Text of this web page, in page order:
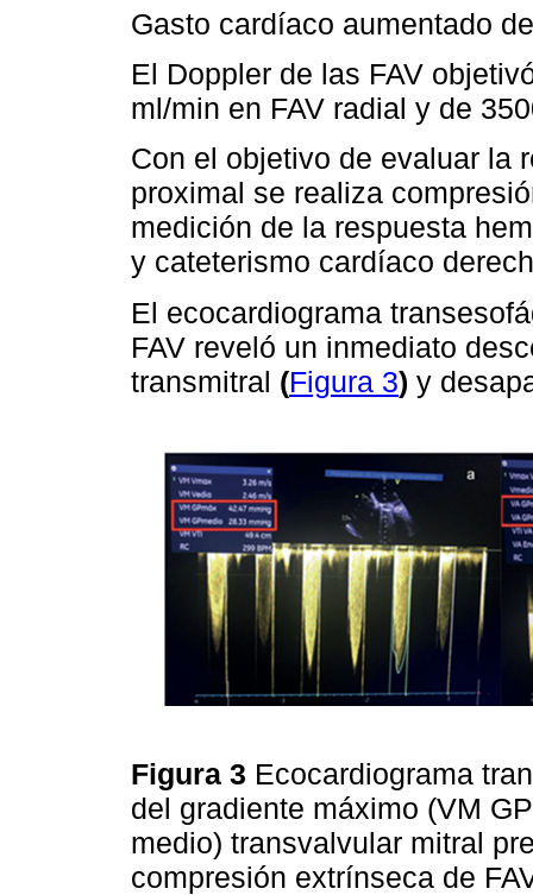
Gasto cardíaco aumentado
El Doppler de las FAV
ml/min en FAV radial y de
Con el objetivo de evaluar la
proximal se realiza
medición de la respuesta
y cateterismo cardíaco
El ecocardiograma
FAV reveló un inmediato
transmitral (Figura 3) y
Figura 3 Ecocardiograma
del gradiente máximo (VM
medio) transvalvular mitral
compresión extrínseca de